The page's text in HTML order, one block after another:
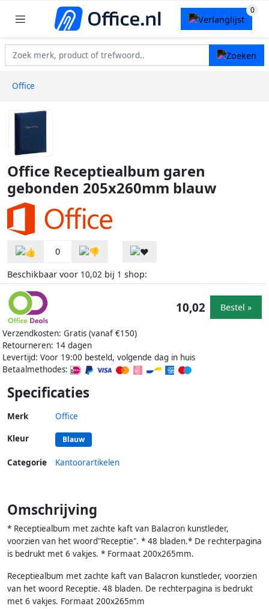
Office
Office Receptiealbum garen
gebonden 205x260mm blauw
0
Beschikbaar voor 10,02 bij 1 shop:
Verzendkosten: Gratis (vanaf €150)
Retourneren: 14 dagen
Levertijd: Voor 19:00 besteld, volgende dag in huis
Betaalmethodes:
10,02 Bestel »
Specificaties
Merk Office
Kleur Blauw
Categorie Kantoorartikelen
Omschrijving
* Receptiealbum met zachte kaft van Balacron kunstleder,
voorzien van het woord"Receptie". * 48 bladen.* De rechterpagina
is bedrukt met 6 vakjes. * Formaat 200x265mm.
Receptiealbum met zachte kaft van Balacron kunstleder, voorzien
van het woord Receptie. 48 bladen. De rechterpagina is bedrukt
met 6 vakjes. Formaat 200x265mm